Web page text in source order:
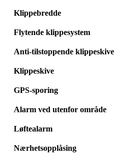
Klippebredde
Flytende klippesystem
Anti-tilstoppende klippeskive
Klippeskive
GPS-sporing
Alarm ved utenfor område
Løftealarm
Nærhetsopplåsing